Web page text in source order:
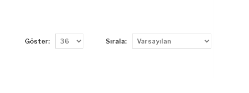
Sırala:
Göster: